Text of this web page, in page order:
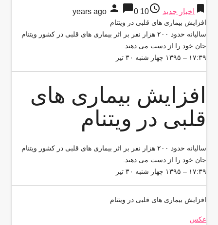
bookmark اخبار جدید access_time
10 years ago
person chat_bubble0
افزایش بیماری های قلبی در ویتنام
سالیانه حدود ۲۰۰ هزار نفر بر اثر بیماری های قلبی در کشور ویتنام
جان خود را از دست می دهند.
۱۷:۳۹ – ۱۳۹۵ چهار شنبه ۳۰ تیر
افزایش بیماری های
قلبی در ویتنام
سالیانه حدود ۲۰۰ هزار نفر بر اثر بیماری های قلبی در کشور ویتنام
جان خود را از دست می دهند.
۱۷:۳۹ – ۱۳۹۵ چهار شنبه ۳۰ تیر
افزایش بیماری های قلبی در ویتنام
عکس